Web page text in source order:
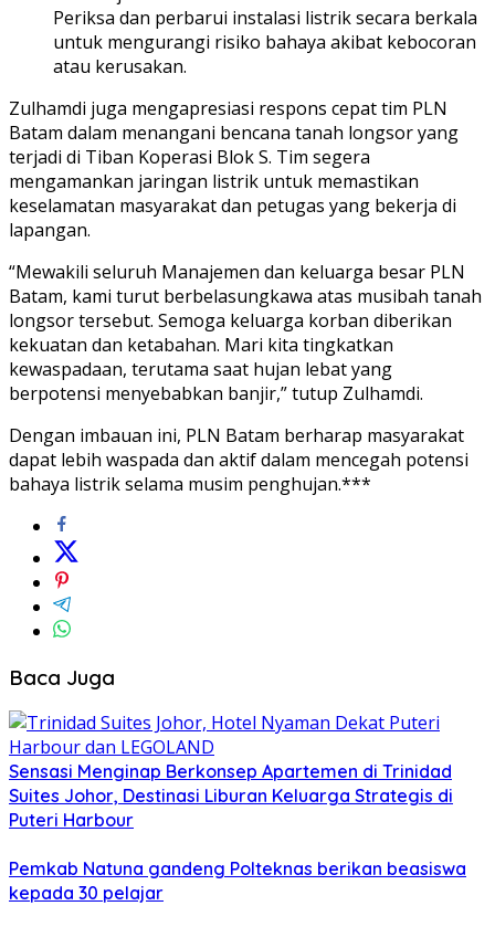
Periksa dan perbarui instalasi listrik secara berkala
untuk mengurangi risiko bahaya akibat kebocoran
atau kerusakan.
Zulhamdi juga mengapresiasi respons cepat tim PLN
Batam dalam menangani bencana tanah longsor yang
terjadi di Tiban Koperasi Blok S. Tim segera
mengamankan jaringan listrik untuk memastikan
keselamatan masyarakat dan petugas yang bekerja di
lapangan.
“Mewakili seluruh Manajemen dan keluarga besar PLN
Batam, kami turut berbelasungkawa atas musibah tanah
longsor tersebut. Semoga keluarga korban diberikan
kekuatan dan ketabahan. Mari kita tingkatkan
kewaspadaan, terutama saat hujan lebat yang
berpotensi menyebabkan banjir,” tutup Zulhamdi.
Dengan imbauan ini, PLN Batam berharap masyarakat
dapat lebih waspada dan aktif dalam mencegah potensi
bahaya listrik selama musim penghujan.***
Baca Juga
Sensasi Menginap Berkonsep Apartemen di Trinidad
Suites Johor, Destinasi Liburan Keluarga Strategis di
Puteri Harbour
Pemkab Natuna gandeng Polteknas berikan beasiswa
kepada 30 pelajar